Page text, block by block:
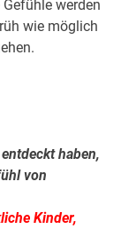
werden
wie möglich
haben,
von
Kinder,